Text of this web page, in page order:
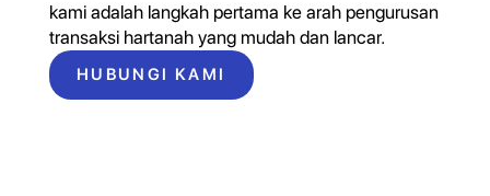
kami adalah langkah pertama ke arah pengurusan
transaksi hartanah yang mudah dan lancar.
HUBUNGI KAMI